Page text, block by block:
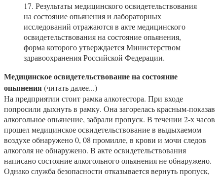
17. Результаты медицинского освидетельствования
на состояние опьянения и лабораторных
исследований отражаются в акте медицинского
освидетельствования на состояние опьянения,
форма которого утверждается Министерством
здравоохранения Российской Федерации.
Медицинское освидетельствование на состояние
опьянения(читать далее...)
На предприятии стоит рамка алкотестора. При входе
попросили дыхнуть в рамку. Она загорелась красным-показав
алкогольное опьянение, забрали пропуск. В течении 2-х часов
прошел медицинское освидетельствование в выдыхаемом
воздухе обнаружено 0, 08 промилле, в крови и мочи следов
алкоголя не обнаружено. В акте освидетельствования
написано состояние алкогольного опьянения не обнаружено.
Однако служба безопасности отказывается вернуть пропуск,